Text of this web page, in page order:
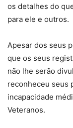
os detalhes do
para ele e outros.
Apesar dos seus
que os seus
não lhe serão
reconheceu seus
incapacidade
Veteranos.